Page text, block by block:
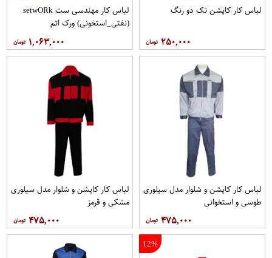
لباس کار کاپشن تک دو رنگ
۲۵۰,۰۰۰
لباس کار مهندسی ست setwO​Rk
(نفتی_استخونی) ورک اتم
۱,۰۶۳,۰۰۰
لباس کار کاپشن و شلوار مدل سيلوری
طوسی و استخوانی
۴۷۵,۰۰۰
لباس کار کاپشن و شلوار مدل سیلوری
مشکی و قرمز
۴۷۵,۰۰۰
12%